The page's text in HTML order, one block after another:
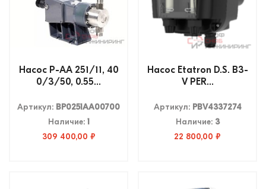
Насос P-AA 251/11, 40
0/3/50, 0.55...
Артикул: BP0251AA00700
Наличие: 1
309 400,00 ₽
Насос Etatron D.S. B3-
V PER...
Артикул: PBV4337274
Наличие: 3
22 800,00 ₽